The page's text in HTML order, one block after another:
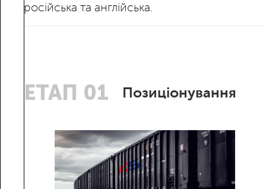
російська та англійська.
ЕТАП 01 Позиціонування